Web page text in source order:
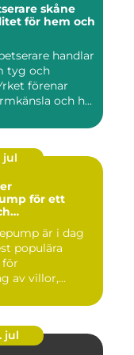
skåne
för hem och
handlar
tyg och
förenar
och h...
jul
för ett
är i dag
populära
för
av villor,
jul